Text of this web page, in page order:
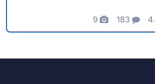
9
Foto
183
Commenti